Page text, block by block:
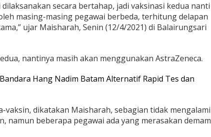
secara bertahap, jadi vaksinasi kedua nanti
masing-masing pegawai berbeda, terhitung delapan
ujar Maisharah, Senin (12/4/2021) di Balairungsari
nantinya masih akan menggunakan AstraZeneca.
Hang Nadim Batam Alternatif Rapid Tes dan
vaksin, dikatakan Maisharah, sebagian tidak mengalami
namun beberapa pegawai ada yang merasakan demam